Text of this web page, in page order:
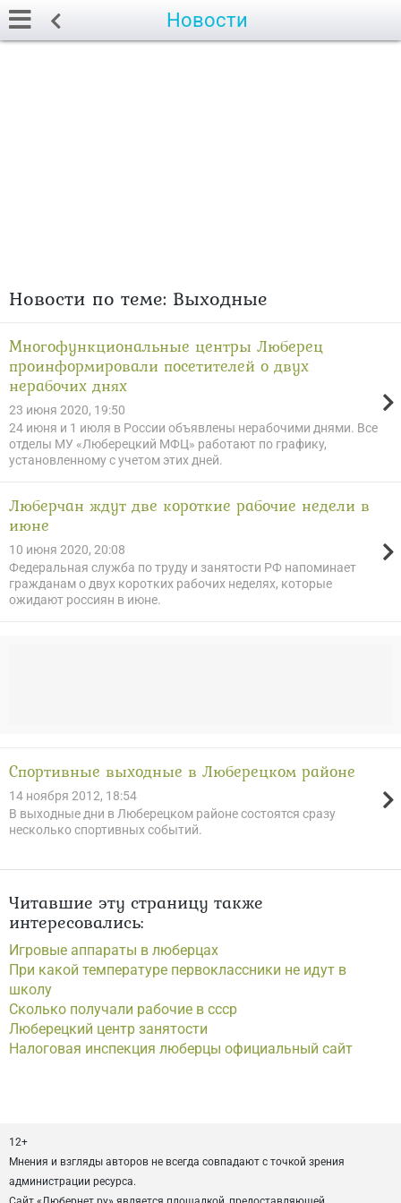
Новости
Новости по теме: Выходные
Многофункциональные центры Люберец
проинформировали посетителей о двух
нерабочих днях
23 июня 2020, 19:50
24 июня и 1 июля в России объявлены нерабочими днями. Все
отделы МУ «Люберецкий МФЦ» работают по графику,
установленному с учетом этих дней.
Люберчан ждут две короткие рабочие недели в
июне
10 июня 2020, 20:08
Федеральная служба по труду и занятости РФ напоминает
гражданам о двух коротких рабочих неделях, которые
ожидают россиян в июне.
Спортивные выходные в Люберецком районе
14 ноября 2012, 18:54
В выходные дни в Люберецком районе состоятся сразу
несколько спортивных событий.
Читавшие эту страницу также
интересовались:
Игровые аппараты в люберцах
При какой температуре первоклассники не идут в
школу
Сколько получали рабочие в ссср
Люберецкий центр занятости
Налоговая инспекция люберцы официальный сайт
12+
Мнения и взгляды авторов не всегда совпадают с точкой зрения
администрации ресурса.